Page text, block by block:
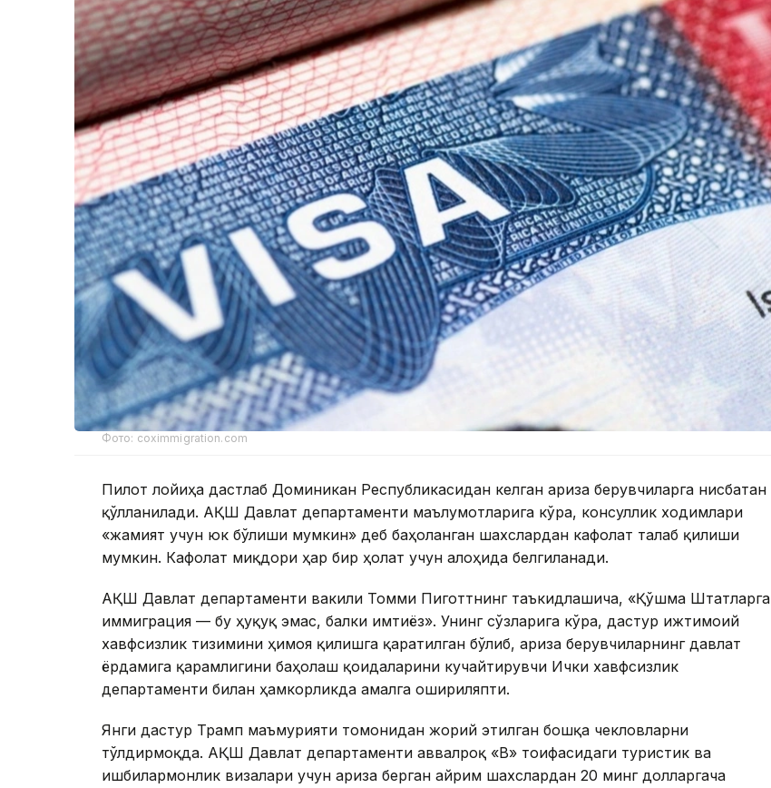
Фото: coximmigration.com
Пилот лойиҳа дастлаб Доминикан Республикасидан келган ариза берувчиларга нисбатан
қўлланилади. АҚШ Давлат департаменти маълумотларига кўра, консуллик ходимлари
«жамият учун юк бўлиши мумкин» деб баҳоланган шахслардан кафолат талаб қилиши
мумкин. Кафолат миқдори ҳар бир ҳолат учун алоҳида белгиланади.
АҚШ Давлат департаменти вакили Томми Пиготтнинг таъкидлашича, «Қўшма Штатларга
иммиграция — бу ҳуқуқ эмас, балки имтиёз». Унинг сўзларига кўра, дастур ижтимоий
хавфсизлик тизимини ҳимоя қилишга қаратилган бўлиб, ариза берувчиларнинг давлат
ёрдамига қарамлигини баҳолаш қоидаларини кучайтирувчи Ички хавфсизлик
департаменти билан ҳамкорликда амалга ошириляпти.
Янги дастур Трамп маъмурияти томонидан жорий этилган бошқа чекловларни
тўлдирмоқда. АҚШ Давлат департаменти аввалроқ «B» тоифасидаги туристик ва
ишбилармонлик визалари учун ариза берган айрим шахслардан 20 минг долларгача